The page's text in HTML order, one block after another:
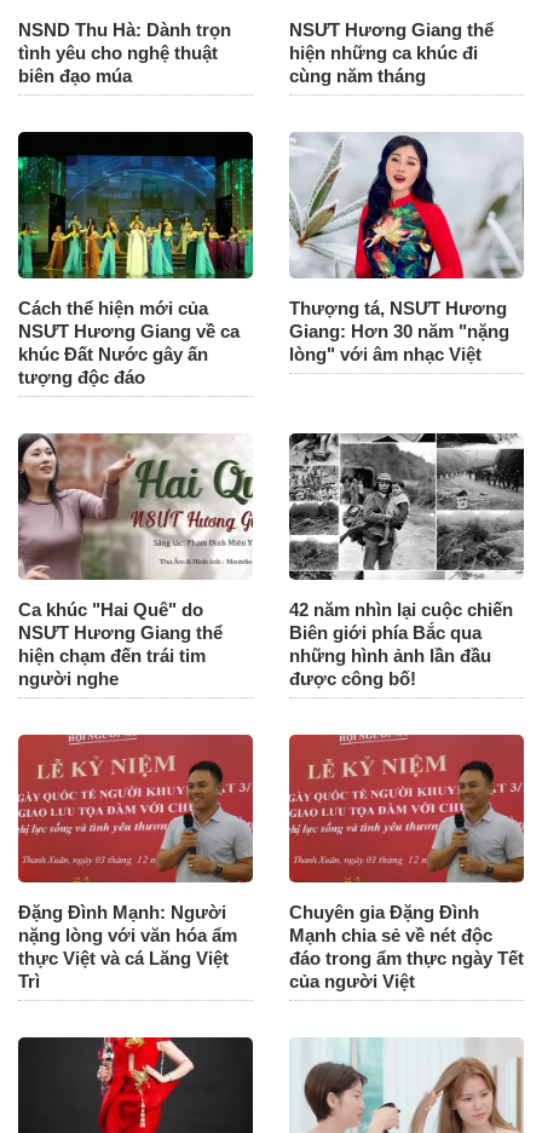
NSND Thu Hà: Dành trọn
tình yêu cho nghệ thuật
biên đạo múa
NSƯT Hương Giang thể
hiện những ca khúc đi
cùng năm tháng
Cách thể hiện mới của
NSƯT Hương Giang về ca
khúc Đất Nước gây ấn
tượng độc đáo
Thượng tá, NSƯT Hương
Giang: Hơn 30 năm "nặng
lòng" với âm nhạc Việt
Ca khúc "Hai Quê" do
NSƯT Hương Giang thể
hiện chạm đến trái tim
người nghe
42 năm nhìn lại cuộc chiến
Biên giới phía Bắc qua
những hình ảnh lần đầu
được công bố!
Đặng Đình Mạnh: Người
nặng lòng với văn hóa ẩm
thực Việt và cá Lăng Việt
Trì
Chuyên gia Đặng Đình
Mạnh chia sẻ về nét độc
đáo trong ẩm thực ngày Tết
của người Việt